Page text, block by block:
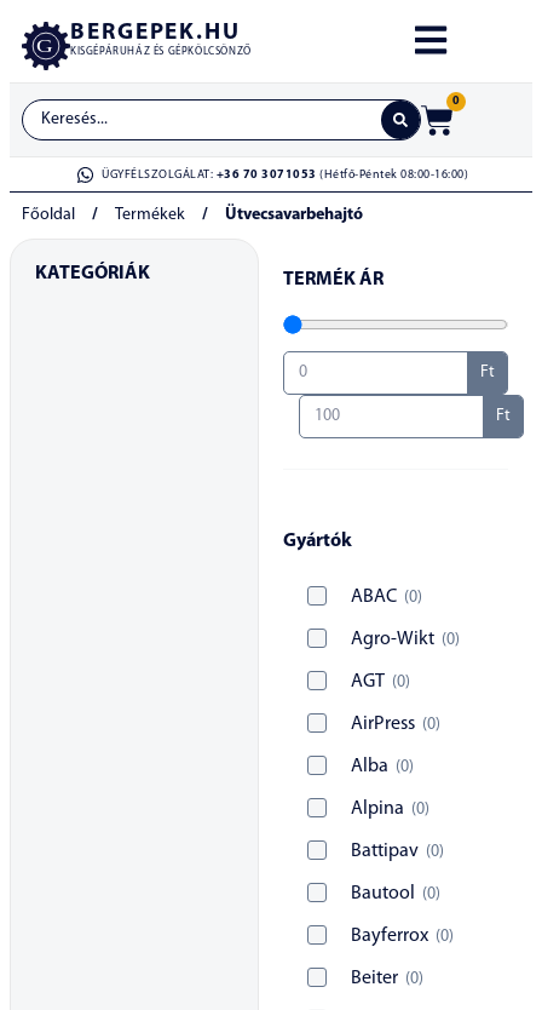
BERGEPEK.HU
KISGÉPÁRUHÁZ ÉS GÉPKÖLCSÖNZŐ
0
ÜGYFÉLSZOLGÁLAT: +36 70 3071053 (Hétfő-Péntek 08:00-16:00)
Főoldal / Termékek / Ütvecsavarbehajtó
TERMÉK ÁR
Ft
Ft
Gyártók
ABAC (0)
Agro-Wikt (0)
AGT (0)
AirPress (0)
Alba (0)
Alpina (0)
Battipav (0)
Bautool (0)
Bayferrox (0)
Beiter (0)
KATEGÓRIÁK